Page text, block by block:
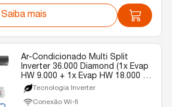
Saiba mais
Ar-Condicionado Multi Split
Inverter 36.000 Diamond (1x Evap
HW 9.000 + 1x Evap HW 18.000 +
1x Evap HW 24.000) Gree
Quente/Frio R-32 220v
Tecnologia Inverter
Conexão Wi-fi